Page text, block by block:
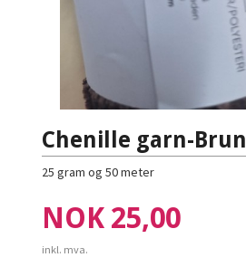
Chenille garn-Brun
25 gram og 50 meter
Pris
NOK 25,00
inkl. mva.